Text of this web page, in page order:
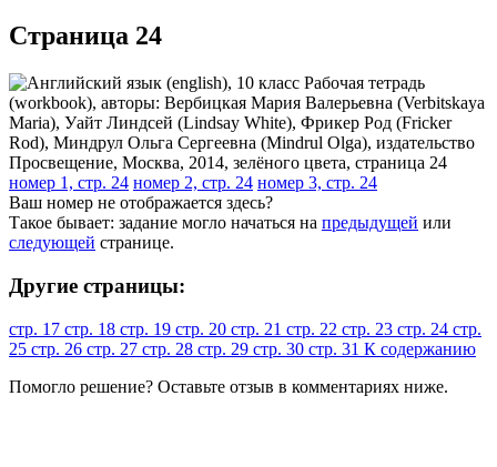
Cтраница 24
номер 1, стр. 24 номер 2, стр. 24 номер 3, стр. 24
Ваш номер не отображается здесь?
Такое бывает: задание могло начаться на предыдущей или
следующей странице.
Другие страницы:
стр. 17 стр. 18 стр. 19 стр. 20 стр. 21 стр. 22 стр. 23 стр. 24 стр.
25 стр. 26 стр. 27 стр. 28 стр. 29 стр. 30 стр. 31 К содержанию
Помогло решение? Оставьте отзыв в комментариях ниже.